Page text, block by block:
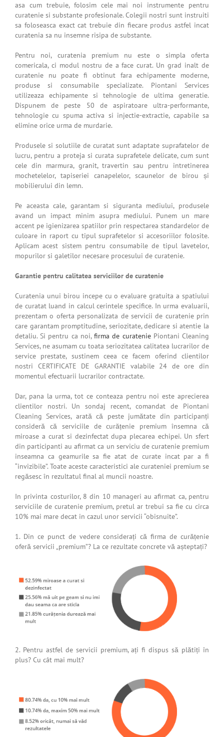
asa cum trebuie, folosim cele mai noi instrumente pentru
curatenie si substante profesionale. Colegii nostri sunt instruiti
sa foloseasca exact cat trebuie din fiecare produs astfel incat
curatenia sa nu insemne risipa de substante.
Pentru noi, curatenia premium nu este o simpla oferta
comericala, ci modul nostru de a face curat. Un grad inalt de
curatenie nu poate fi obtinut fara echipamente moderne,
produse si consumabile specializate. Piontani Services
utilizeaza echipamente si tehnologie de ultima generatie.
Dispunem de peste 50 de aspiratoare ultra-performante,
tehnologie cu spuma activa si injectie-extractie, capabile sa
elimine orice urma de murdarie.
Produsele si solutiile de curatat sunt adaptate suprafatelor de
lucru, pentru a proteja si curata suprafetele delicate, cum sunt
cele din marmura, granit, travertin sau pentru intretinerea
mochetelelor, tapiseriei canapelelor, scaunelor de birou și
mobilierului din lemn.
Pe aceasta cale, garantam si siguranta mediului, produsele
avand un impact minim asupra mediului. Punem un mare
accent pe igienizarea spatiilor prin respectarea standardelor de
culoare in raport cu tipul suprafetelor si accesoriilor folosite.
Aplicam acest sistem pentru consumabile de tipul lavetelor,
mopurilor si galetilor necesare procesului de curatenie.
Garantie pentru calitatea serviciilor de curatenie
Curatenia unui birou incepe cu o evaluare gratuita a spatiului
de curatat luand in calcul cerintele specifice. In urma evaluarii,
prezentam o oferta personalizata de servicii de curatenie prin
care garantam promptitudine, seriozitate, dedicare si atentie la
detaliu. Si pentru ca noi,firma de curateniePiontani Cleaning
Services, ne asumam cu toata seriozitatea calitatea lucrarilor de
service prestate, sustinem ceea ce facem oferind clientilor
nostri CERTIFICATE DE GARANTIE valabile 24 de ore din
momentul efectuarii lucrarilor contractate.
Dar, pana la urma, tot ce conteaza pentru noi este aprecierea
clientilor nostri. Un sondaj recent, comandat de Piontani
Cleaning Services, arată că peste jumătate din participanți
consideră că serviciile de curățenie premium însemna că
miroase a curat si dezinfectat dupa plecarea echipei. Un sfert
din participanti au afirmat ca un serviciu de curatenie premium
inseamna ca geamurile sa fie atat de curate incat par a fi
“invizibile”. Toate aceste caracteristici ale curateniei premium se
regăsesc în rezultatul final al muncii noastre.
In privinta costurilor, 8 din 10 manageri au afirmat ca, pentru
serviciile de curatenie premium, pretul ar trebui sa fie cu circa
10% mai mare decat in cazul unor servicii “obisnuite”.
1. Din ce punct de vedere considerați că firma de curățenie
oferă servicii „premium”? La ce rezultate concrete vă așteptați?
2. Pentru astfel de servicii premium, ați fi dispus să plătiți în
plus? Cu cât mai mult?